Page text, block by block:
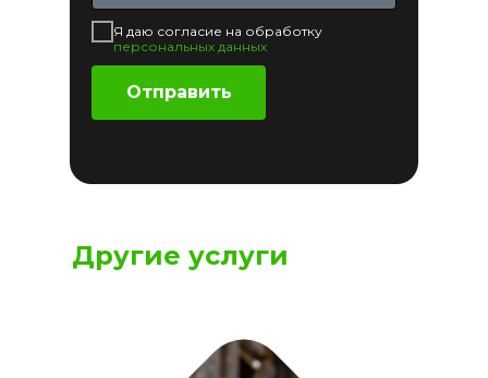
Я даю согласие на обработку
персональных данных
Отправить
Другие услуги